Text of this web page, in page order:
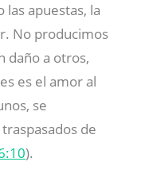
las apuestas, la
No producimos
daño a otros,
es el amor al
se
de
).